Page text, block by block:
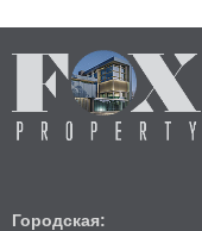
Городская: